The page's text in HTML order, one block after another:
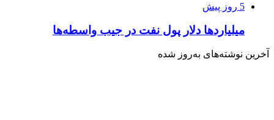
5 روز پیش
میلیاردها دلار پول نفت در جیب واسطه‌ها
آخرین نوشته‌های‌ به‌روز شده